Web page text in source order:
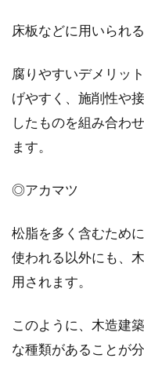
床板などに用いられ
腐りやすいデメリッ
げやすく、施削性や
したものを組み合わ
ます。
◎アカマツ
松脂を多く含むため
使われる以外にも、
用されます。
このように、木造建
な種類があることが分